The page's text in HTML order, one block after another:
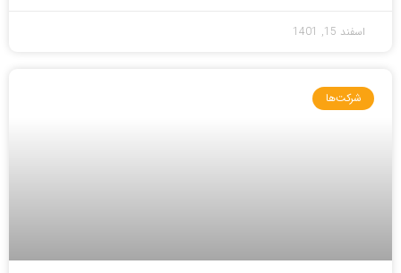
اسفند 15, 1401
شرکت‌ها